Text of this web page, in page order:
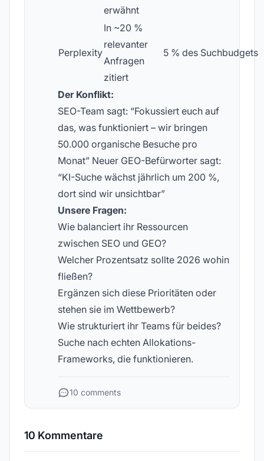
erwähnt
Perplexity
In ~20 %
relevanter
Anfragen
zitiert
5 % des Suchbudgets
Der Konflikt:
SEO-Team sagt: “Fokussiert euch auf
das, was funktioniert – wir bringen
50.000 organische Besuche pro
Monat” Neuer GEO-Befürworter sagt:
“KI-Suche wächst jährlich um 200 %,
dort sind wir unsichtbar”
Unsere Fragen:
Wie balanciert ihr Ressourcen
zwischen SEO und GEO?
Welcher Prozentsatz sollte 2026 wohin
fließen?
Ergänzen sich diese Prioritäten oder
stehen sie im Wettbewerb?
Wie strukturiert ihr Teams für beides?
Suche nach echten Allokations-
Frameworks, die funktionieren.
10 comments
10 Kommentare